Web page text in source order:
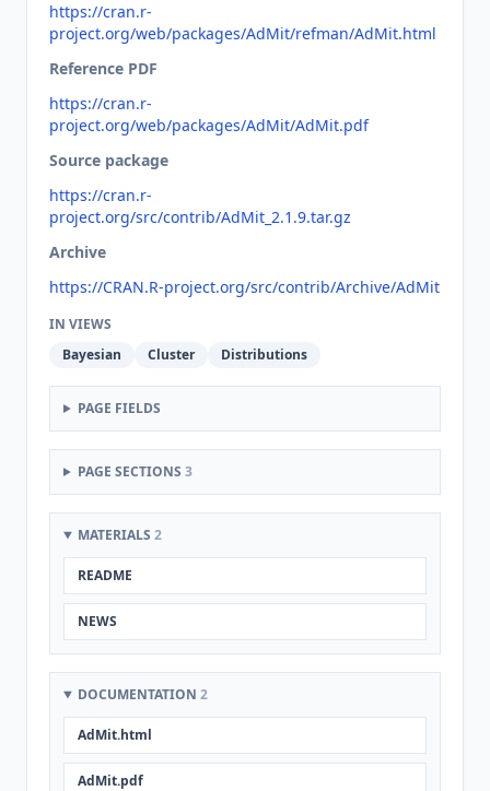
https://cran.r-
project.org/web/packages/AdMit/refman/AdMit.html
Reference PDF
https://cran.r-
project.org/web/packages/AdMit/AdMit.pdf
Source package
https://cran.r-
project.org/src/contrib/AdMit_2.1.9.tar.gz
Archive
https://CRAN.R-project.org/src/contrib/Archive/AdMit
IN VIEWS
Bayesian
Cluster Distributions
PAGE FIELDS
PAGE SECTIONS 3
MATERIALS 2
README
NEWS
DOCUMENTATION 2
AdMit.html
AdMit.pdf